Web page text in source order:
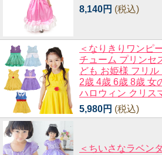
8,140円 (税込)
＜なりきりワンピ
チューム プリンセ
ども お姫様 フリ
2歳 4歳 6歳 8歳 女
ハロウィン クリス
5,980円 (税込)
＜ちいさなラベン